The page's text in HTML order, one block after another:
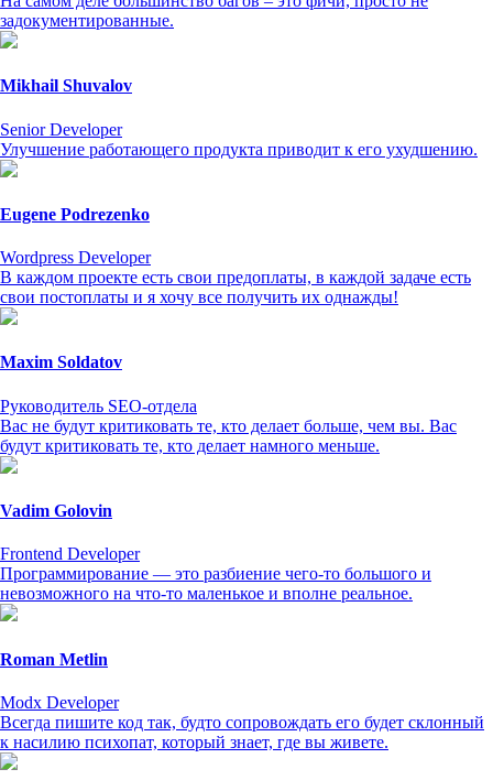
задокументированные.
Mikhail Shuvalov
Senior Developer
Улучшение работающего продукта приводит к его ухудшению.
Eugene Podrezenko
Wordpress Developer
В каждом проекте есть свои предоплаты, в каждой задаче есть
свои постоплаты и я хочу все получить их однажды!
Maxim Soldatov
Руководитель SEO-отдела
Вас не будут критиковать те, кто делает больше, чем вы. Вас
будут критиковать те, кто делает намного меньше.
Vadim Golovin
Frontend Developer
Программирование — это разбиение чего-то большого и
невозможного на что-то маленькое и вполне реальное.
Roman Metlin
Modx Developer
Всегда пишите код так, будто сопровождать его будет склонный
к насилию психопат, который знает, где вы живете.